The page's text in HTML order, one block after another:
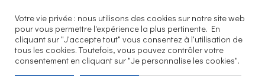
Fils de la Charité © 2026 – Tous droits réservés –
Mentions légales
Votre vie privée : nous utilisons des cookies sur notre site web
pour vous permettre l'expérience la plus pertinente. En
cliquant sur "J'accepte tout" vous consentez à l'utilisation de
tous les cookies. Toutefois, vous pouvez contrôler votre
consentement en cliquant sur "Je personnalise les cookies".